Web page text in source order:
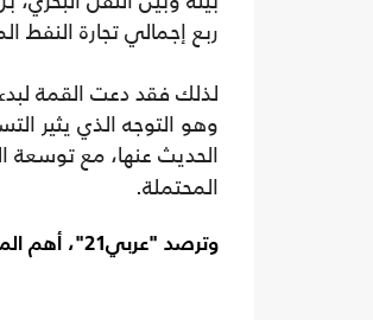
ربع إجمالي تجارة النفط
لذلك فقد دعت القمة
وهو التوجه الذي يثير
الحديث عنها، مع
المحتملة.
وترصد "عربي21"، أهم المسارات المحتملة: